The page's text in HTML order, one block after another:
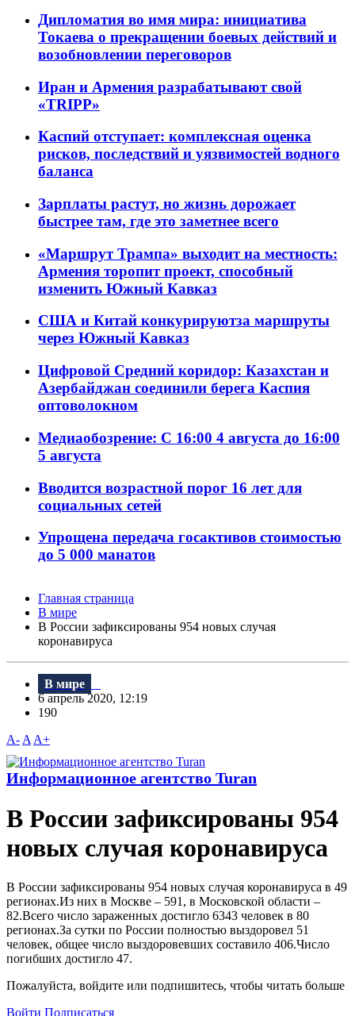
Дипломатия во имя мира: инициатива
Токаева о прекращении боевых действий и
возобновлении переговоров
Иран и Армения разрабатывают свой
«TRIPP»
Каспий отступает: комплексная оценка
рисков, последствий и уязвимостей водного
баланса
Зарплаты растут, но жизнь дорожает
быстрее там, где это заметнее всего
«Маршрут Трампа» выходит на местность:
Армения торопит проект, способный
изменить Южный Кавказ
США и Китай конкурируютза маршруты
через Южный Кавказ
Цифровой Средний коридор: Казахстан и
Азербайджан соединили берега Каспия
оптоволокном
Медиаобозрение: С 16:00 4 августа до 16:00
5 августа
Вводится возрастной порог 16 лет для
социальных сетей
Упрощена передача госактивов стоимостью
до 5 000 манатов
Главная страница
В мире
В России зафиксированы 954 новых случая
коронавируса
В мире
6 апрель 2020, 12:19
190
A- A A+
Информационное агентство Turan
В России зафиксированы 954
новых случая коронавируса
В России зафиксированы 954 новых случая коронавируса в 49
регионах.Из них в Москве – 591, в Московской области –
82.Всего число зараженных достигло 6343 человек в 80
регионах.За сутки по России полностью выздоровел 51
человек, общее число выздоровевших составило 406.Число
погибших достигло 47.
Пожалуйста, войдите или подпишитесь, чтобы читать больше
Войти Подписаться